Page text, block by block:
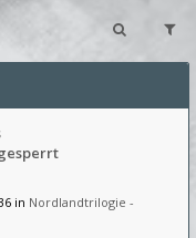
in Nordlandtrilogie -